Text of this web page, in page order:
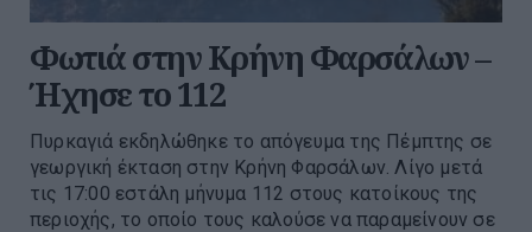
Φωτιά στην Κρήνη Φαρσάλων –
Ήχησε το 112
Πυρκαγιά εκδηλώθηκε το απόγευμα της Πέμπτης σε
γεωργική έκταση στην Κρήνη Φαρσάλων. Λίγο μετά
τις 17:00 εστάλη μήνυμα 112 στους κατοίκους της
περιοχής, το οποίο τους καλούσε να παραμείνουν σε